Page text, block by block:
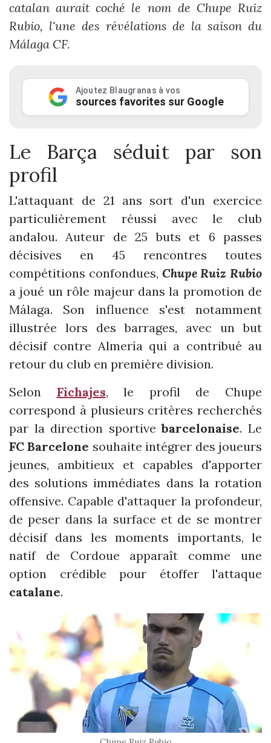
catalan aurait coché le nom de Chupe Ruiz
Rubio, l'une des révélations de la saison du
Málaga CF.
Ajoutez Blaugranas à vos
sources favorites sur Google
Le Barça séduit par son
profil
L'attaquant de 21 ans sort d'un exercice
particulièrement réussi avec le club
andalou. Auteur de 25 buts et 6 passes
décisives en 45 rencontres toutes
compétitions confondues, Chupe Ruiz Rubio
a joué un rôle majeur dans la promotion de
Málaga. Son influence s'est notamment
illustrée lors des barrages, avec un but
décisif contre Almería qui a contribué au
retour du club en première division.
Selon Fichajes, le profil de Chupe
correspond à plusieurs critères recherchés
par la direction sportivebarcelonaise. Le
FC Barcelone souhaite intégrer des joueurs
jeunes, ambitieux et capables d'apporter
des solutions immédiates dans la rotation
offensive. Capable d'attaquer la profondeur,
de peser dans la surface et de se montrer
décisif dans les moments importants, le
natif de Cordoue apparaît comme une
option crédible pour étoffer l'attaque
catalane.